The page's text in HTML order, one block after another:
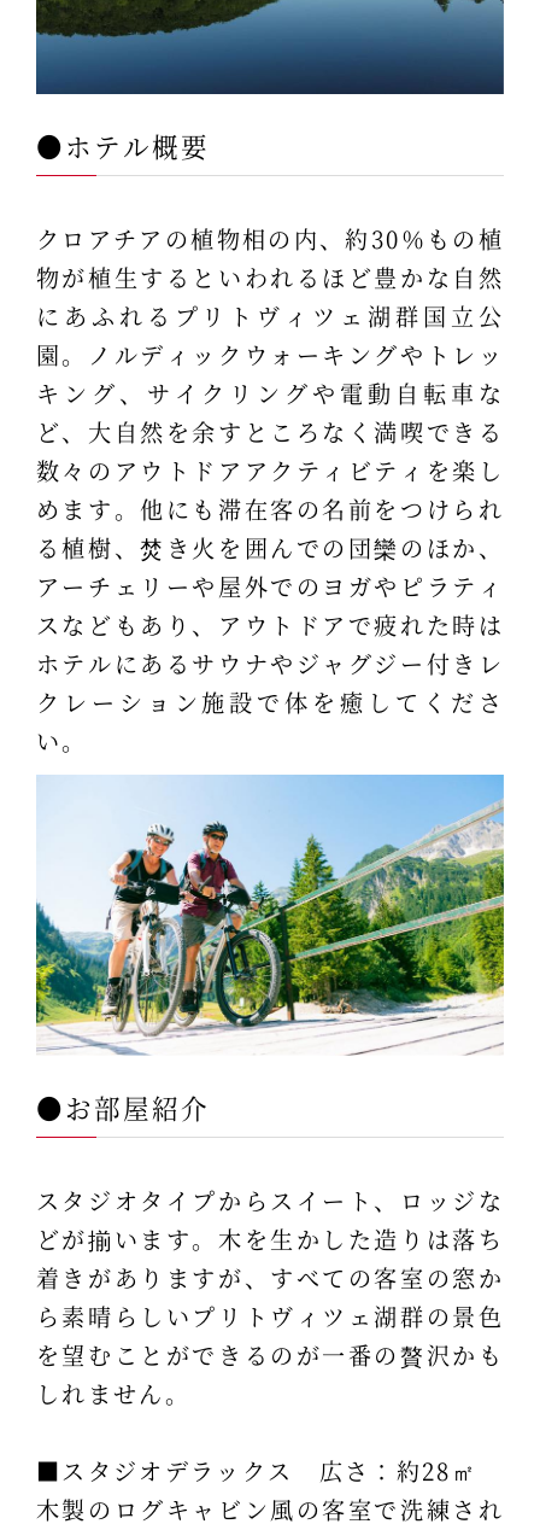
●ホテル概要
クロアチアの植物相の内、約30％もの植
物が植生するといわれるほど豊かな自然
にあふれるプリトヴィツェ湖群国立公
園。ノルディックウォーキングやトレッ
キング、サイクリングや電動自転車な
ど、大自然を余すところなく満喫できる
数々のアウトドアアクティビティを楽し
めます。他にも滞在客の名前をつけられ
る植樹、焚き火を囲んでの団欒のほか、
アーチェリーや屋外でのヨガやピラティ
スなどもあり、アウトドアで疲れた時は
ホテルにあるサウナやジャグジー付きレ
クレーション施設で体を癒してくださ
い。
●お部屋紹介
スタジオタイプからスイート、ロッジな
どが揃います。木を生かした造りは落ち
着きがありますが、すべての客室の窓か
ら素晴らしいプリトヴィツェ湖群の景色
を望むことができるのが一番の贅沢かも
しれません。
■スタジオデラックス 広さ：約28㎡
木製のログキャビン風の客室で洗練され